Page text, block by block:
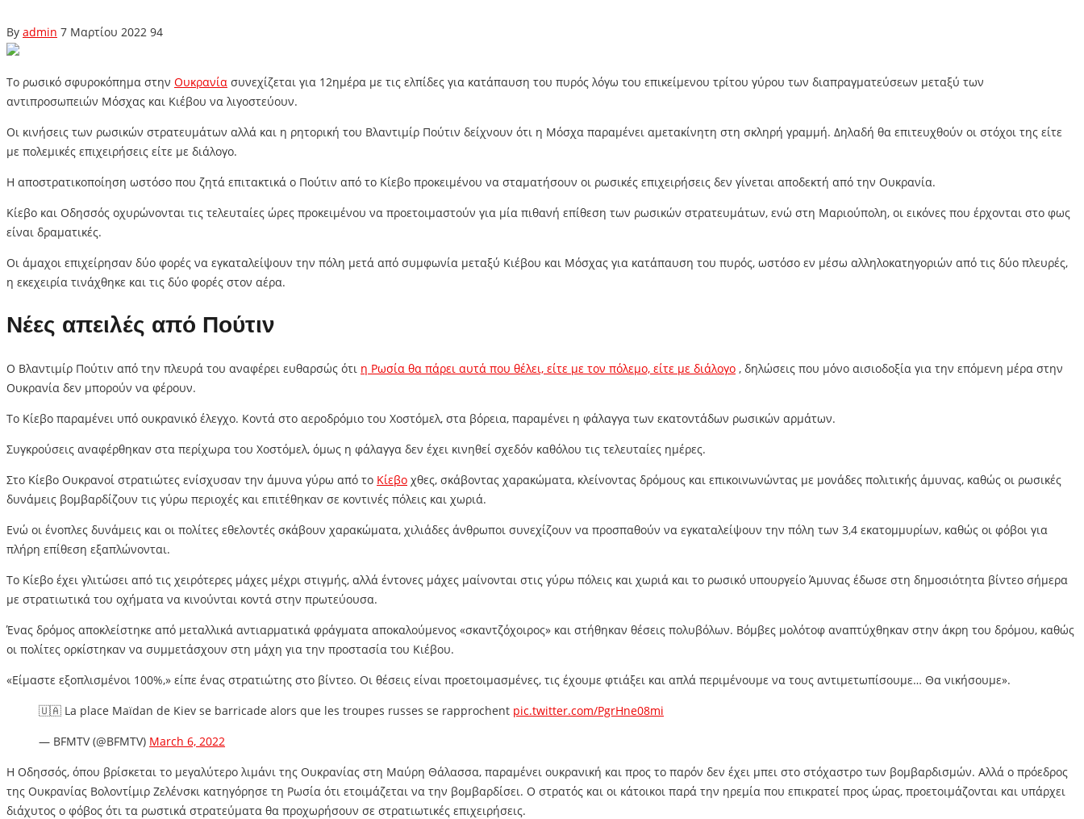
By admin 7 Μαρτίου 2022 94
Το ρωσικό σφυροκόπημα στην Ουκρανία συνεχίζεται για 12ημέρα με τις ελπίδες για κατάπαυση του πυρός λόγω του επικείμενου τρίτου γύρου των διαπραγματεύσεων μεταξύ των
αντιπροσωπειών Μόσχας και Κιέβου να λιγοστεύουν.
Οι κινήσεις των ρωσικών στρατευμάτων αλλά και η ρητορική του Βλαντιμίρ Πούτιν δείχνουν ότι η Μόσχα παραμένει αμετακίνητη στη σκληρή γραμμή. Δηλαδή θα επιτευχθούν οι στόχοι της είτε
με πολεμικές επιχειρήσεις είτε με διάλογο.
Η αποστρατικοποίηση ωστόσο που ζητά επιτακτικά ο Πούτιν από το Κίεβο προκειμένου να σταματήσουν οι ρωσικές επιχειρήσεις δεν γίνεται αποδεκτή από την Ουκρανία.
Κίεβο και Οδησσός οχυρώνονται τις τελευταίες ώρες προκειμένου να προετοιμαστούν για μία πιθανή επίθεση των ρωσικών στρατευμάτων, ενώ στη Μαριούπολη, οι εικόνες που έρχονται στο φως
είναι δραματικές.
Οι άμαχοι επιχείρησαν δύο φορές να εγκαταλείψουν την πόλη μετά από συμφωνία μεταξύ Κιέβου και Μόσχας για κατάπαυση του πυρός, ωστόσο εν μέσω αλληλοκατηγοριών από τις δύο πλευρές,
η εκεχειρία τινάχθηκε και τις δύο φορές στον αέρα.
Νέες απειλές από Πούτιν
Ο Βλαντιμίρ Πούτιν από την πλευρά του αναφέρει ευθαρσώς ότι η Ρωσία θα πάρει αυτά που θέλει, είτε με τον πόλεμο, είτε με διάλογο , δηλώσεις που μόνο αισιοδοξία για την επόμενη μέρα στην
Ουκρανία δεν μπορούν να φέρουν.
Το Κίεβο παραμένει υπό ουκρανικό έλεγχο. Κοντά στο αεροδρόμιο του Χοστόμελ, στα βόρεια, παραμένει η φάλαγγα των εκατοντάδων ρωσικών αρμάτων.
Συγκρούσεις αναφέρθηκαν στα περίχωρα του Χοστόμελ, όμως η φάλαγγα δεν έχει κινηθεί σχεδόν καθόλου τις τελευταίες ημέρες.
Στο Κίεβο Ουκρανοί στρατιώτες ενίσχυσαν την άμυνα γύρω από το Κίεβο χθες, σκάβοντας χαρακώματα, κλείνοντας δρόμους και επικοινωνώντας με μονάδες πολιτικής άμυνας, καθώς οι ρωσικές
δυνάμεις βομβαρδίζουν τις γύρω περιοχές και επιτέθηκαν σε κοντινές πόλεις και χωριά.
Ενώ οι ένοπλες δυνάμεις και οι πολίτες εθελοντές σκάβουν χαρακώματα, χιλιάδες άνθρωποι συνεχίζουν να προσπαθούν να εγκαταλείψουν την πόλη των 3,4 εκατομμυρίων, καθώς οι φόβοι για
πλήρη επίθεση εξαπλώνονται.
Το Κίεβο έχει γλιτώσει από τις χειρότερες μάχες μέχρι στιγμής, αλλά έντονες μάχες μαίνονται στις γύρω πόλεις και χωριά και το ρωσικό υπουργείο Άμυνας έδωσε στη δημοσιότητα βίντεο σήμερα
με στρατιωτικά του οχήματα να κινούνται κοντά στην πρωτεύουσα.
Ένας δρόμος αποκλείστηκε από μεταλλικά αντιαρματικά φράγματα αποκαλούμενος «σκαντζόχοιρος» και στήθηκαν θέσεις πολυβόλων. Βόμβες μολότοφ αναπτύχθηκαν στην άκρη του δρόμου, καθώς
οι πολίτες ορκίστηκαν να συμμετάσχουν στη μάχη για την προστασία του Κιέβου.
«Είμαστε εξοπλισμένοι 100%,» είπε ένας στρατιώτης στο βίντεο. Οι θέσεις είναι προετοιμασμένες, τις έχουμε φτιάξει και απλά περιμένουμε να τους αντιμετωπίσουμε… Θα νικήσουμε».
🇺🇦 La place Maïdan de Kiev se barricade alors que les troupes russes se rapprochent pic.twitter.com/PgrHne08mi
— BFMTV (@BFMTV) March 6, 2022
Η Οδησσός, όπου βρίσκεται το μεγαλύτερο λιμάνι της Ουκρανίας στη Μαύρη Θάλασσα, παραμένει ουκρανική και προς το παρόν δεν έχει μπει στο στόχαστρο των βομβαρδισμών. Αλλά ο πρόεδρος
της Ουκρανίας Βολοντίμιρ Ζελένσκι κατηγόρησε τη Ρωσία ότι ετοιμάζεται να την βομβαρδίσει. Ο στρατός και οι κάτοικοι παρά την ηρεμία που επικρατεί προς ώρας, προετοιμάζονται και υπάρχει
διάχυτος ο φόβος ότι τα ρωστικά στρατεύματα θα προχωρήσουν σε στρατιωτικές επιχειρήσεις.